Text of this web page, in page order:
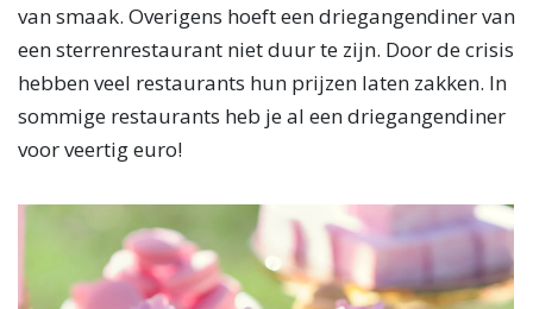
van smaak. Overigens hoeft een driegangendiner van
een sterrenrestaurant niet duur te zijn. Door de crisis
hebben veel restaurants hun prijzen laten zakken. In
sommige restaurants heb je al een driegangendiner
voor veertig euro!